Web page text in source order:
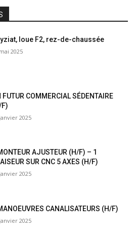
loue F2, rez-de-chaussée
2025
FUTUR COMMERCIAL SÉDENTAIRE
2025
AJUSTEUR (H/F) – 1
SUR CNC 5 AXES (H/F)
2025
CANALISATEURS (H/F)
2025